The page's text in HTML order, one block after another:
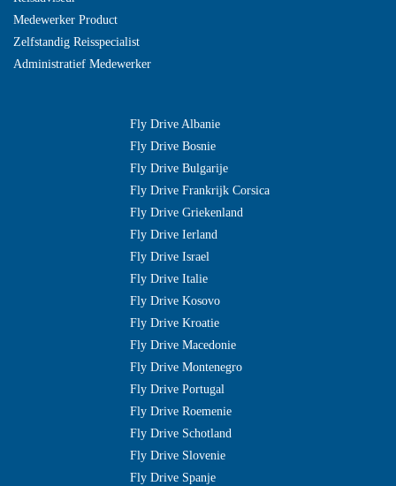
Medewerker Product
Zelfstandig Reisspecialist
Administratief Medewerker
Fly Drive Albanie
Fly Drive Bosnie
Fly Drive Bulgarije
Fly Drive Frankrijk Corsica
Fly Drive Griekenland
Fly Drive Ierland
Fly Drive Israel
Fly Drive Italie
Fly Drive Kosovo
Fly Drive Kroatie
Fly Drive Macedonie
Fly Drive Montenegro
Fly Drive Portugal
Fly Drive Roemenie
Fly Drive Schotland
Fly Drive Slovenie
Fly Drive Spanje